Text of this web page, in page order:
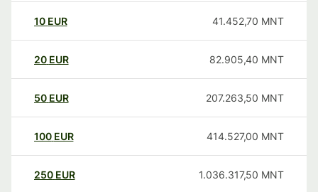
10 EUR 41.452,70 MNT
20 EUR 82.905,40 MNT
50 EUR 207.263,50 MNT
100 EUR 414.527,00 MNT
250 EUR 1.036.317,50 MNT